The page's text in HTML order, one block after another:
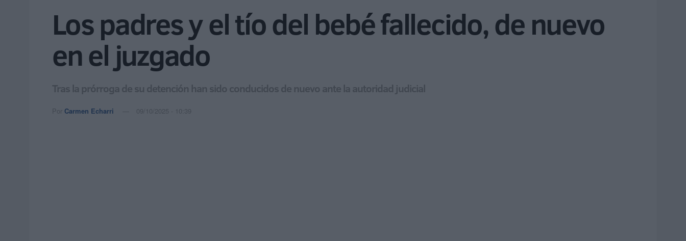
Los padres y el tío del bebé fallecido, de nuevo
en el juzgado
Tras la prórroga de su detención han sido conducidos de nuevo ante la autoridad judicial
Por Carmen Echarri 09/10/2025 - 10:39